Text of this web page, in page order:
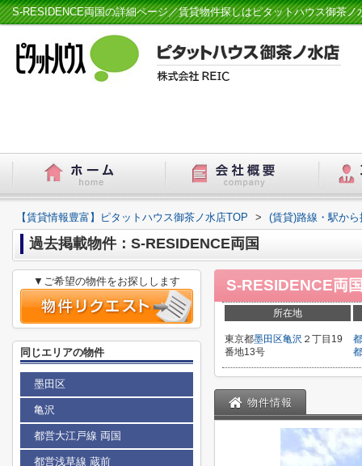
S-RESIDENCE両国の詳細ページ／賃貸物件探しはピタットハウス御茶ノ
【賃貸情報豊富】ピタットハウス御茶ノ水店TOP > (賃貸)路線・駅から
過去掲載物件：S-RESIDENCE両国
S-RESIDENCE両
所在地
東京都墨田区亀沢 ２丁目19
番地13号
物件情報
▼ご希望の物件をお探しします
同じエリアの物件
墨田区
亀沢
都営大江戸線 両国
都営浅草線 蔵前